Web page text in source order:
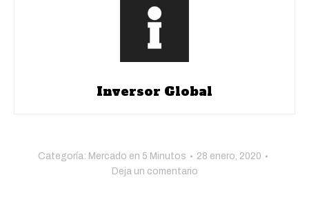
Inversor Global
Categoría: Mercado en 5 Minutos
28 enero, 2020
Deja un comentario